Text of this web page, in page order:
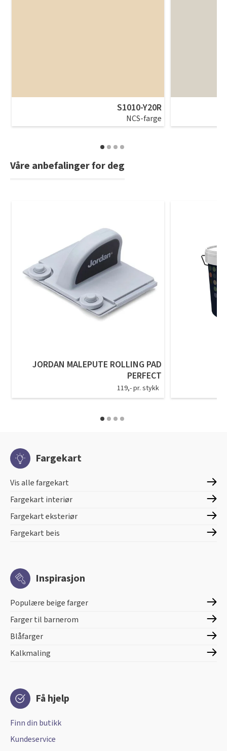
S1010-Y20R
NCS-farge
Våre anbefalinger for deg
JORDAN MALEPUTE ROLLING PAD
PERFECT
119,- pr. stykk
Fargekart
Vis alle fargekart
Fargekart interiør
Fargekart eksteriør
Fargekart beis
Inspirasjon
Populære beige farger
Farger til barnerom
Blåfarger
Kalkmaling
Få hjelp
Finn din butikk
Kundeservice